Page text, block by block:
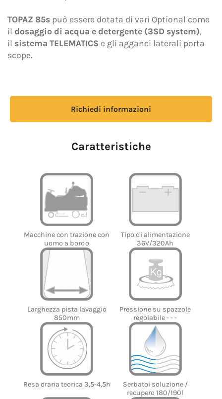
TOPAZ 85s può essere dotata di vari Optional come
il dosaggio di acqua e detergente (3SD system),
il sistema TELEMATICS e gli agganci laterali porta
scope.
Caratteristiche
Macchine con trazione con
uomo a bordo
Tipo di alimentazione
36V/320Ah
Larghezza pista lavaggio
850mm
Pressione su spazzole
regolabile - - -
Resa oraria teorica 3,5-4,5h
Serbatoi soluzione /
recupero 180/190l
Richiedi informazioni
promozionale relativo ai prodotti di Adiatek S.r.l.
Accetto